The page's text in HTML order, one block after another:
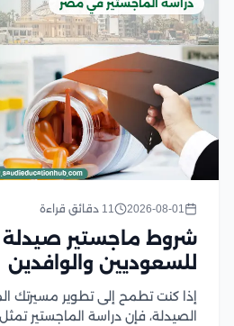
دراسة الماجستير في مصر
2026-08-01 11 دقائق قراءة
شروط ماجستير
للسعوديين والوافدين
إذا كنت تطمح إلى تطوير مسيرتك
الصيدلة، فإن دراسة الماجستير